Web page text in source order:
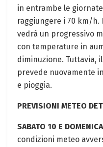
in entrambe le
raggiungere i 70 km/h.
vedrà un progressivo
con temperature in
diminuzione. Tuttavia,
prevede nuovamente
e pioggia.
PREVISIONI METEO
SABATO 10 E
condizioni meteo